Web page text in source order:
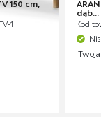
150 cm,
1
dąb...
Kod